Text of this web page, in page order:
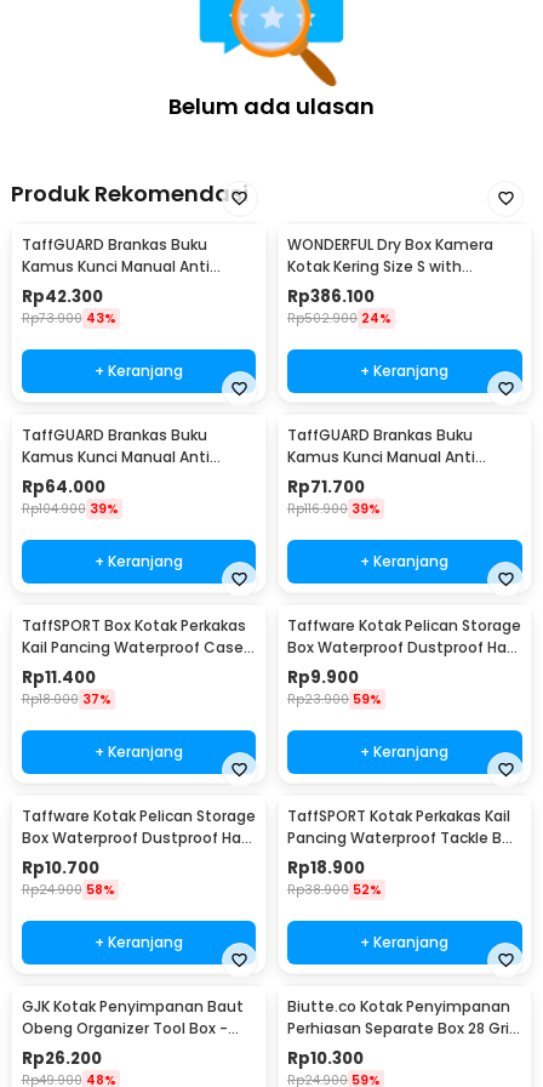
Belum ada ulasan
Produk Rekomendasi
TaffGUARD Brankas Buku
Kamus Kunci Manual Anti
Maling Hidden Safe Box Kecil -
KB-10L
Rp42.300
Rp73.900 43%
+ Keranjang
WONDERFUL Dry Box Kamera
Kotak Kering Size S with
Dehumidifier - DB-2820
Rp386.100
Rp502.900 24%
+ Keranjang
TaffGUARD Brankas Buku
Kamus Kunci Manual Anti
Maling Hidden Safe Box Sedang
- KB-10L
Rp64.000
Rp104.900 39%
+ Keranjang
TaffGUARD Brankas Buku
Kamus Kunci Manual Anti
Maling Hidden Safe Box Besar -
KB-10L
Rp71.700
Rp116.900 39%
+ Keranjang
TaffSPORT Box Kotak Perkakas
Kail Pancing Waterproof Case -
Q041
Rp11.400
Rp18.000 37%
+ Keranjang
Taffware Kotak Pelican Storage
Box Waterproof Dustproof Hard
Case ABS S - G10/J020
Rp9.900
Rp23.900 59%
+ Keranjang
Taffware Kotak Pelican Storage
Box Waterproof Dustproof Hard
Case ABS L - G10/J020
Rp10.700
Rp24.900 58%
+ Keranjang
TaffSPORT Kotak Perkakas Kail
Pancing Waterproof Tackle Box
12 Grid - MCC01
Rp18.900
Rp38.900 52%
+ Keranjang
GJK Kotak Penyimpanan Baut
Obeng Organizer Tool Box -
Z20
Rp26.200
Rp49.900 48%
Biutte.co Kotak Penyimpanan
Perhiasan Separate Box 28 Grid
- SN-14
Rp10.300
Rp24.900 59%